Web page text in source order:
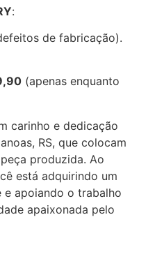
:
de fabricação).
(apenas enquanto
carinho e dedicação
RS, que colocam
produzida. Ao
está adquirindo um
apoiando o trabalho
apaixonada pelo